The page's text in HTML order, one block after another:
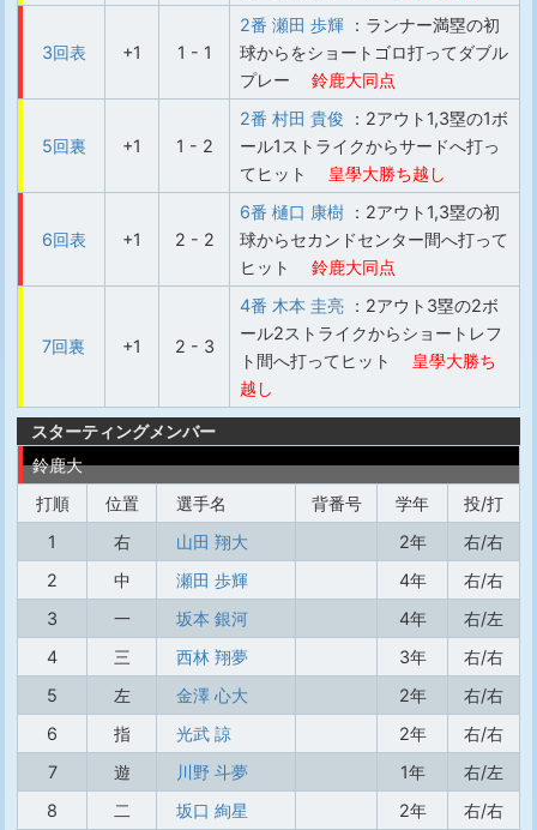
3回表 +1 1 - 1
2番 瀬田 歩輝 ：ランナー満塁の初
球からをショートゴロ打ってダブル
プレー
鈴鹿大同点
5回裏 +1 1 - 2
2番 村田 貴俊 ：2アウト1,3塁の1ボ
ール1ストライクからサードへ打っ
てヒット
皇學大勝ち越し
6回表 +1 2 - 2
6番 樋口 康樹 ：2アウト1,3塁の初
球からセカンドセンター間へ打って
ヒット
鈴鹿大同点
7回裏 +1 2 - 3
4番 木本 圭亮 ：2アウト3塁の2ボ
ール2ストライクからショートレフ
ト間へ打ってヒット
皇學大勝ち
越し
スターティングメンバー
鈴鹿大
打順
位置 選手名 背番号 学年
投/打
1
右 山田 翔大 2年
右/右
2
中 瀬田 歩輝 4年
右/右
3
一 坂本 銀河 4年
右/左
4
三 西林 翔夢 3年
右/右
5
左 金澤 心大 2年
右/右
6
指 光武 諒 2年
右/右
7
遊 川野 斗夢 1年
右/左
8
二 坂口 絢星 2年
右/右